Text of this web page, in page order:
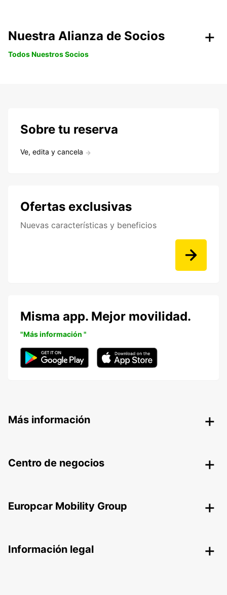
Nuestra Alianza de Socios
Todos Nuestros Socios
Sobre tu reserva
Ve, edita y cancela
Ofertas exclusivas
Nuevas características y beneficios
Misma app. Mejor movilidad.
"Más información "
Más información
Centro de negocios
Europcar Mobility Group
Información legal